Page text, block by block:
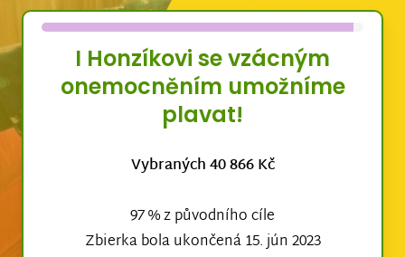
I Honzíkovi se vzácným
onemocněním umožníme
plavat!
Vybraných 40 866 Kč
97 % z původního cíle
Zbierka bola ukončená 15. jún 2023